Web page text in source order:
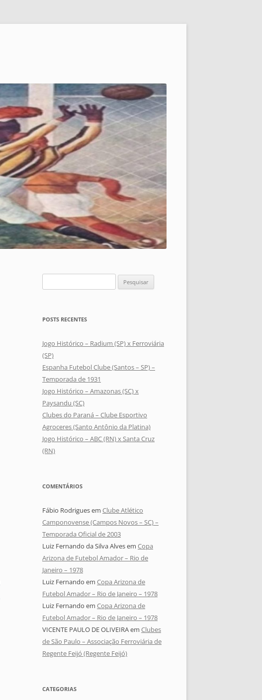
por:
POSTS RECENTES
Jogo Histórico – Radium (SP) x Ferroviária
(SP)
Espanha Futebol Clube (Santos – SP) –
Temporada de 1931
Jogo Histórico – Amazonas (SC) x
Paysandu (SC)
Clubes do Paraná – Clube Esportivo
Agroceres (Santo Antônio da Platina)
Jogo Histórico – ABC (RN) x Santa Cruz
(RN)
COMENTÁRIOS
Fábio Rodriguesem Clube Atlético
Camponovense (Campos Novos – SC) –
Temporada Oficial de 2003
Luiz Fernando da Silva Alvesem Copa
Arizona de Futebol Amador – Rio de
Janeiro – 1978
Luiz Fernando em Copa Arizona de
Futebol Amador – Rio de Janeiro – 1978
Luiz Fernando em Copa Arizona de
Futebol Amador – Rio de Janeiro – 1978
VICENTE PAULO DE OLIVEIRAem Clubes
de São Paulo – Associação Ferroviária de
Regente Feijó (Regente Feijó)
CATEGORIAS